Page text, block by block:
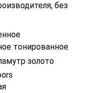
без
тонированное
золото